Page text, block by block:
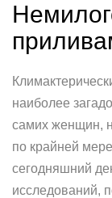
наиболее
самих женщин,
по крайней
сегодняшний
исследований,